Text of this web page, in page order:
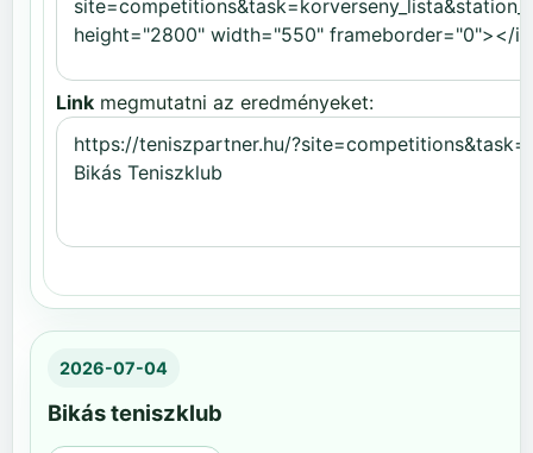
Link megmutatni az eredményeket:
2026-07-04
Bikás teniszklub